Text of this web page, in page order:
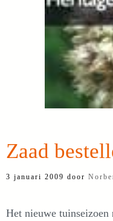
Zaad
3 januari 2009 door
Het nieuwe tuinseizoen